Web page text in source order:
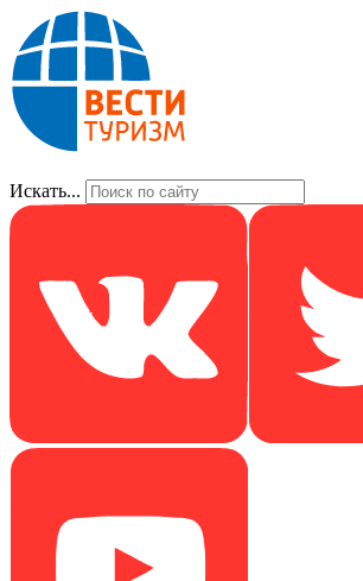
Искать...